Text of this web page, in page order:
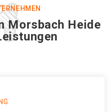
Morsbach Heide